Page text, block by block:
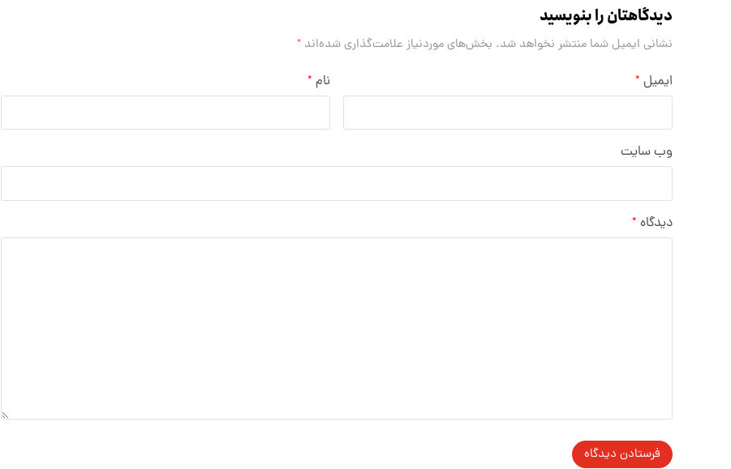
دیدگاهتان را بنویسید
نشانی ایمیل شما منتشر نخواهد شد. بخش‌های موردنیاز علامت‌گذاری شده‌اند *
نام * ایمیل *
وب‌ سایت
دیدگاه *